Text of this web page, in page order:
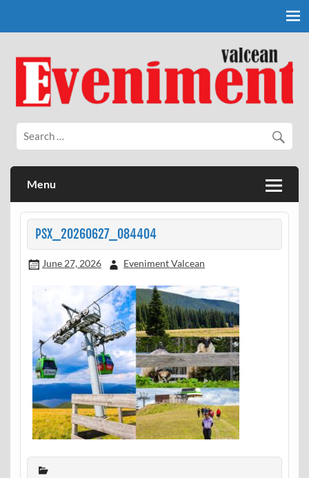
Eveniment Valcean
Menu
PSX_20260627_084404
June 27, 2026 Eveniment Valcean